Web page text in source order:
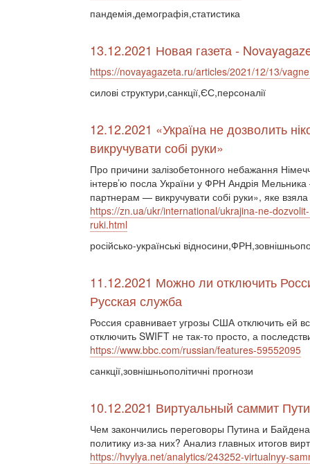
пандемія,демографія,статистика
13.12.2021 Новая газета -
https://novayagazeta.ru/articles/2021/12/13/
силові структури,санкції,ЄС,персоналії
12.12.2021 «Україна не дозволить
викручувати собі руки»
Про причини залізобетонного небажання
інтерв’ю посла України у ФРН Андрія
партнерам — викручувати собі руки», яке
https://zn.ua/ukr/international/ukrajina-ne-
ruki.html
російсько-українські
11.12.2021 Можно ли отключить
Русская служба
Россия сравнивает угрозы США отключить ей
отключить SWIFT не так-то просто, а
https://www.bbc.com/russian/features-59552095
санкції,зовнішньополітичні прогнози
10.12.2021 Виртуальный саммит
Чем закончились переговоры Путина и
политику из-за них? Анализ главных итогов
https://hvylya.net/analytics/243252-virtualnyy-